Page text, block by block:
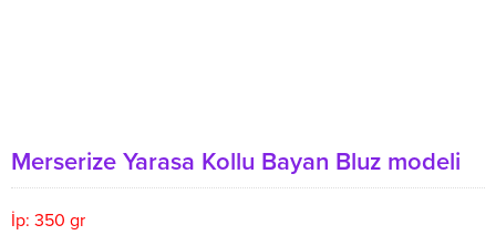
Merserize Yarasa Kollu Bayan Bluz modeli
İp: 350 gr